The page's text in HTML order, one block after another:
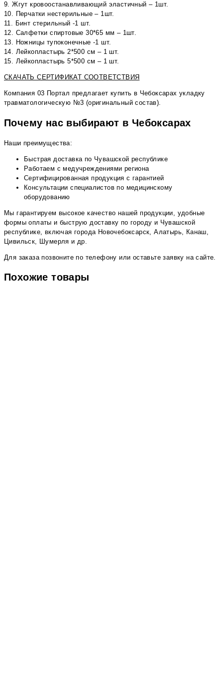
9. Жгут кровоостанавливающий эластичный – 1шт.
10. Перчатки нестерильные – 1шт.
11. Бинт стерильный -1 шт.
12. Салфетки спиртовые 30*65 мм – 1шт.
13. Ножницы тупоконечные -1 шт.
14. Лейкопластырь 2*500 см – 1 шт.
15. Лейкопластырь 5*500 см – 1 шт.
СКАЧАТЬ СЕРТИФИКАТ СООТВЕТСТВИЯ
Компания 03 Портал предлагает купить в Чебоксарах укладку
травматологическую №3 (оригинальный состав).
Почему нас выбирают в Чебоксарах
Наши преимущества:
Быстрая доставка по Чувашской республике
Работаем с медучреждениями региона
Сертифицированная продукция с гарантией
Консультации специалистов по медицинскому
оборудованию
Мы гарантируем высокое качество нашей продукции, удобные
формы оплаты и быструю доставку по городу и Чувашской
республике, включая города Новочебоксарск, Алатырь, Канаш,
Цивильск, Шумерля и др.
Для заказа позвоните по телефону или оставьте заявку на сайте.
Похожие товары